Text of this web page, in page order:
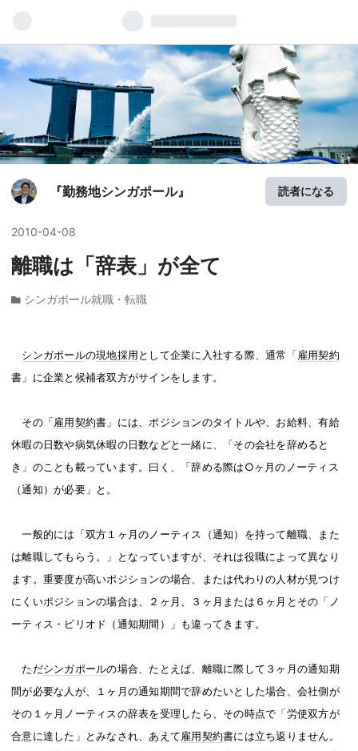
『勤務地シンガポール』 読者になる
2010-04-08
離職は「辞表」が全て
シンガポール就職・転職
シンガポールの現地採用として企業に入社する際、通常「雇用契約
書」に企業と候補者双方がサインをします。
その「雇用契約書」には、ポジションのタイトルや、お給料、有給
休暇の日数や病気休暇の日数などと一緒に、「その会社を辞めると
き」のことも載っています。曰く、「辞める際は○ヶ月のノーティス
（通知）が必要」と。
一般的には「双方１ヶ月のノーティス（通知）を持って離職、また
は離職してもらう。」となっていますが、それは役職によって異なり
ます。重要度が高いポジションの場合、または代わりの人材が見つけ
にくいポジションの場合は、２ヶ月、３ヶ月または６ヶ月とその「ノ
ーティス・ピリオド（通知期間）」も違ってきます。
ただシンガポールの場合、たとえば、離職に際して３ヶ月の通知期
間が必要な人が、１ヶ月の通知期間で辞めたいとした場合、会社側が
その１ヶ月ノーティスの辞表を受理したら、その時点で「労使双方が
合意に達した」とみなされ、あえて雇用契約書には立ち返りません。